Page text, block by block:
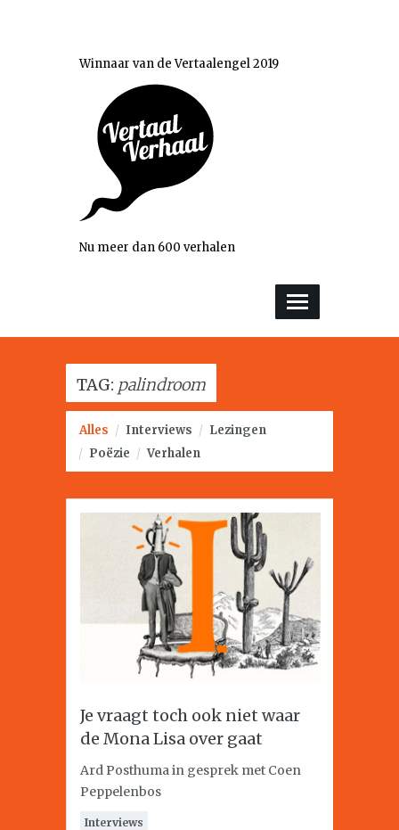
Winnaar van de Vertaalengel 2019
Nu meer dan 600 verhalen
TAG: palindroom
Alles / Interviews / Lezingen
/ Poëzie / Verhalen
Je vraagt toch ook niet waar
de Mona Lisa over gaat
Ard Posthuma in gesprek met Coen
Peppelenbos
Interviews